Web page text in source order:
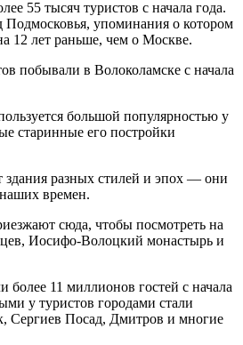
55 тысяч туристов с начала года.
упоминания о котором
12 лет раньше, чем о Москве.
большой популярностью у
старинные его постройки
здания разных стилей и эпох — они
времен.
сюда, чтобы посмотреть на
Иосифо-Волоцкий монастырь и
11 миллионов гостей с начала
у туристов городами стали
Сергиев Посад, Дмитров и многие